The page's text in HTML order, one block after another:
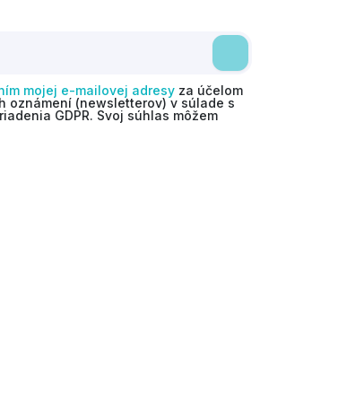
mojej e-mailovej adresy za účelom
oznámení (newsletterov) v súlade s
GDPR. Svoj súhlas môžem